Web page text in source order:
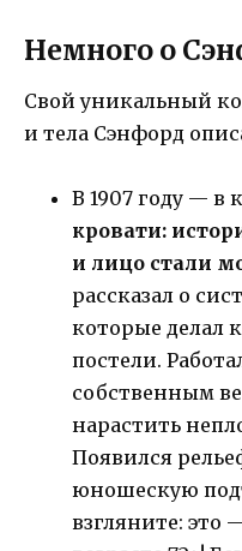
Немного о
Свой уникальный
и тела Сэнфорд
В 1907 году — в
кровати:
и лицо стали
рассказал о
которые делал
постели.
собственным
нарастить
Появился
юношескую
взгляните: